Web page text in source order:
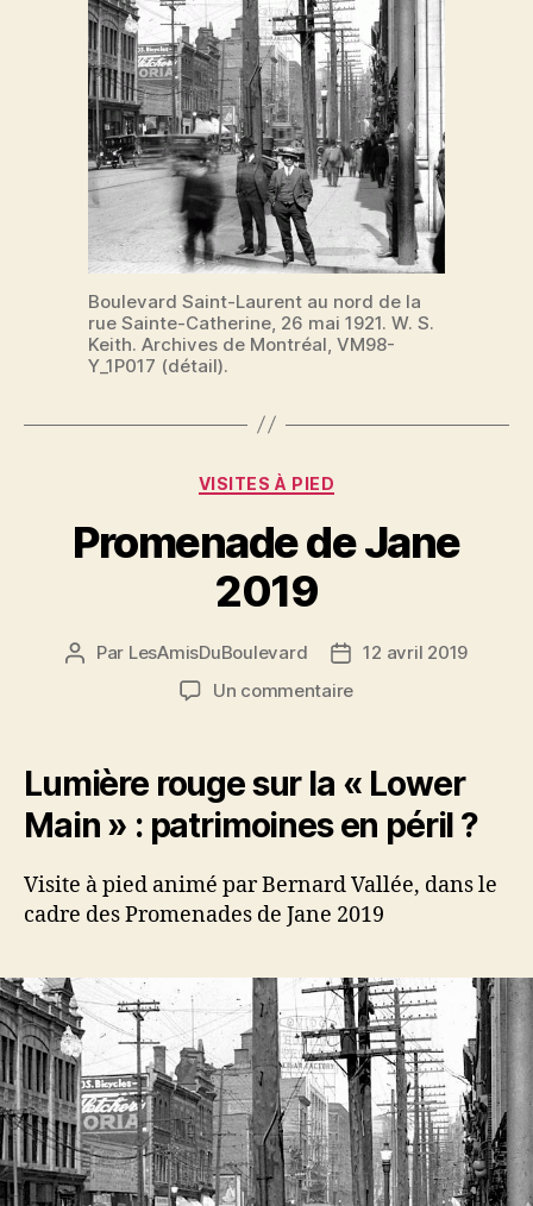
Boulevard Saint-Laurent au nord de la
rue Sainte-Catherine, 26 mai 1921. W. S.
Keith. Archives de Montréal, VM98-
Y_1P017 (détail).
Catégories
VISITES À PIED
Promenade de Jane
2019
Auteur
Par LesAmisDuBoulevard
Date12 avril 2019
Un commentairesur
Jane
2019
Lumière rouge sur la « Lower
Main » : patrimoines en péril ?
Visite à pied animé par Bernard Vallée, dans le
cadre des Promenades de Jane 2019